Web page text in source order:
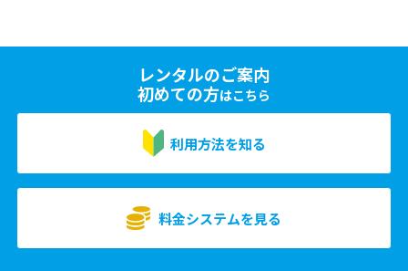
レンタルのご案内
初めての方はこちら
利用方法を知る
料金システムを見る